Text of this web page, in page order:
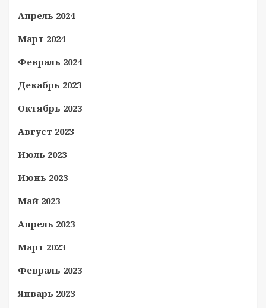
Апрель 2024
Март 2024
Февраль 2024
Декабрь 2023
Октябрь 2023
Август 2023
Июль 2023
Июнь 2023
Май 2023
Апрель 2023
Март 2023
Февраль 2023
Январь 2023